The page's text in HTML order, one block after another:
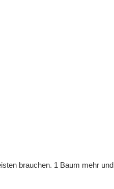
brauchen. 1 Baum mehr und